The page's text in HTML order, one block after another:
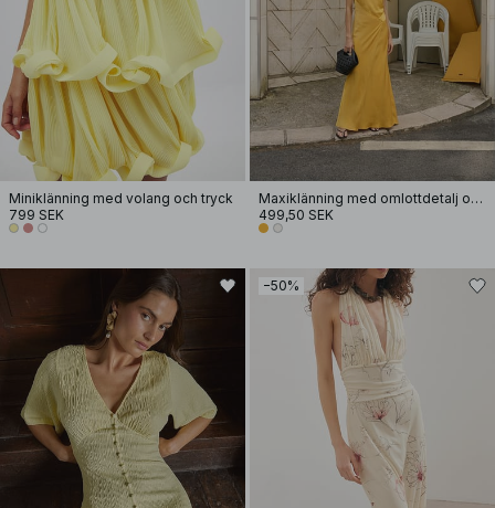
Miniklänning med volang och tryck
799 SEK
Maxiklänning med omlottdetalj och halterneck
499,50 SEK
−50%